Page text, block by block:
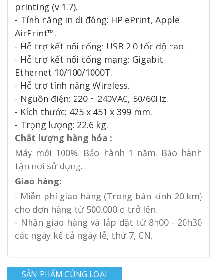
printing (v 1.7).
- Tính năng in di động: HP ePrint, Apple
AirPrint™.
- Hỗ trợ kết nối cổng: USB 2.0 tốc độ cao.
- Hỗ trợ kết nối cổng mạng: Gigabit
Ethernet 10/100/1000T.
- Hỗ trợ tính năng Wireless.
- Nguồn điện: 220 ~ 240VAC, 50/60Hz.
- Kích thước: 425 x 451 x 399 mm.
- Trọng lượng: 22.6 kg.
Chất lượng hàng hóa :
Máy mới 100%. Bảo hành 1 năm. Bảo hành
tận nơi sử dụng.
Giao hàng:
- Miễn phí giao hàng (Trong bán kính 20 km)
cho đơn hàng từ 500.000 đ trở lên.
- Nhận giao hàng và lắp đặt từ 8h00 - 20h30
các ngày kể cả ngày lễ, thứ 7, CN.
SẢN PHẨM CÙNG LOẠI